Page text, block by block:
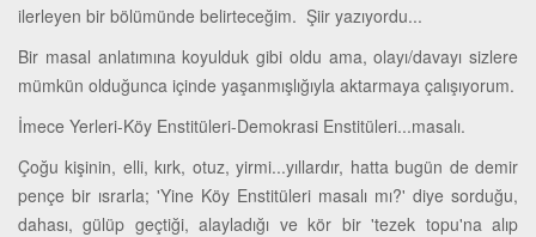
ilerleyen bir bölümünde belirteceğim. Şiir yazıyordu...
Bir masal anlatımına koyulduk gibi oldu ama, olayı/davayı sizlere
mümkün olduğunca içinde yaşanmışlığıyla aktarmaya çalışıyorum.
İmece Yerleri-Köy Enstitüleri-Demokrasi Enstitüleri...masalı.
Çoğu kişinin, elli, kırk, otuz, yirmi...yıllardır, hatta bugün de demir
pençe bir ısrarla; 'Yine Köy Enstitüleri masalı mı?' diye sorduğu,
dahası, gülüp geçtiği, alayladığı ve kör bir 'tezek topu'na alıp